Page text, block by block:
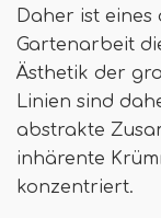
Daher ist
Gartenarbeit
Ästhetik der
Linien sind
abstrakte
inhärente
konzentriert.